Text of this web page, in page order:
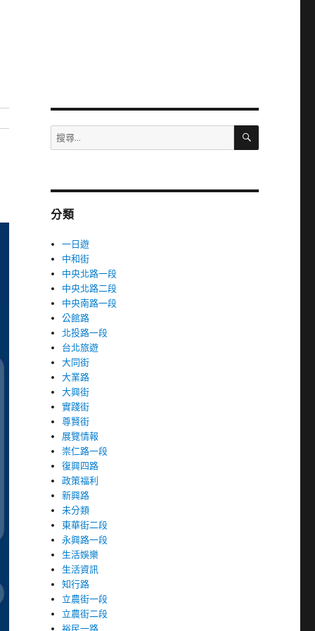
搜
尋
字:
搜
分類
一日遊
中和街
中央北路一段
中央北路二段
中央南路一段
公館路
北投路一段
台北旅遊
大同街
大業路
大興街
實踐街
尊賢街
展覽情報
崇仁路一段
復興四路
政策福利
新興路
未分類
東華街二段
永興路一段
生活娛樂
生活資訊
知行路
立農街一段
立農街二段
裕民一路